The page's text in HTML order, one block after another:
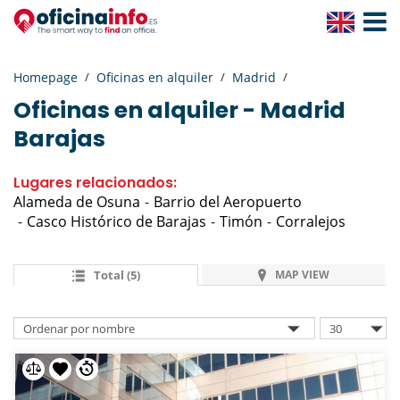
Toggle
Homepage Oficinas en alquiler Madrid
Oficinas en alquiler - Madrid
Barajas
Lugares relacionados:
Alameda de Osuna
Barrio del Aeropuerto
Casco Histórico de Barajas
Timón Corralejos
Total (5) MAP VIEW